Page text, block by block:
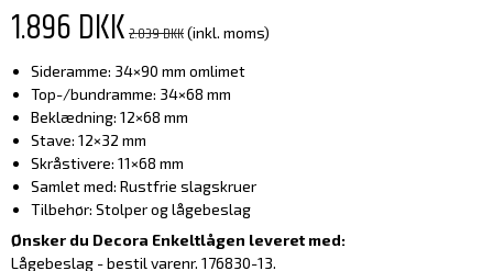
1.896 DKK2.039 DKK(inkl. moms)
Sideramme: 34×90 mm omlimet
Top-/bundramme: 34×68 mm
Beklædning: 12×68 mm
Stave: 12×32 mm
Skråstivere: 11×68 mm
Samlet med: Rustfrie slagskruer
Tilbehør: Stolper og lågebeslag
Ønsker du Decora Enkeltlågen leveret med:
Lågebeslag - bestil varenr. 176830-13.